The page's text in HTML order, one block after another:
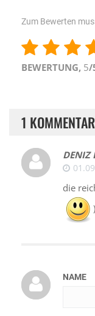
Zum Bewerten
BEWERTUNG, 5/
1 KOMMENTAR
DENIZ
die
)
NAME